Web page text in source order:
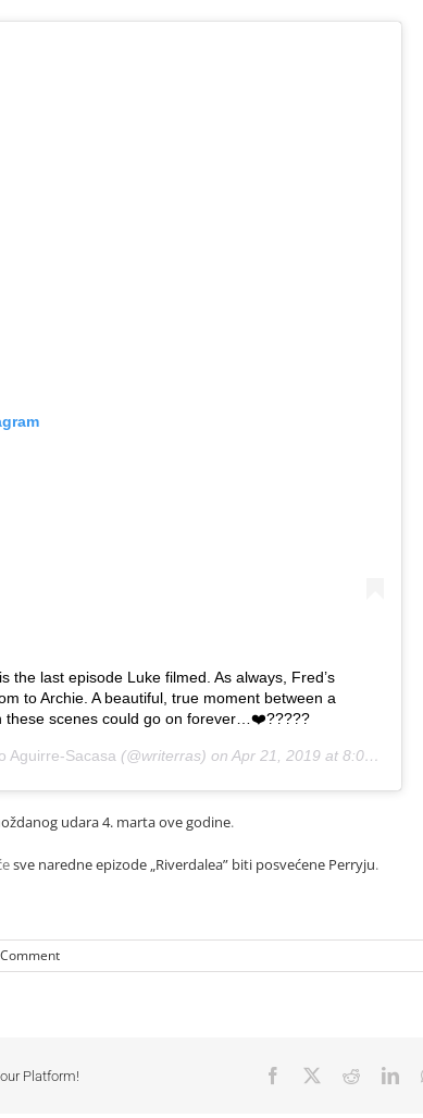
the last episode Luke filmed. As always, Fred’s
to Archie. A beautiful, true moment between a
these scenes could go on forever…❤️????‍?
Aguirre-Sacasa (@writerras) on Apr 21, 2019 at 8:03pm PDT
udara 4. marta ove godine.
sve naredne epizode „Riverdalea” biti posvećene Perryju.
Platform! Facebook Reddit